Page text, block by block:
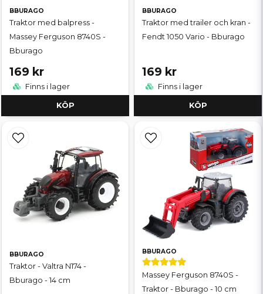
BBURAGO
Traktor med balpress -
Massey Ferguson 8740S -
Bburago
169 kr
Finns i lager
KÖP
BBURAGO
Traktor med trailer och kran -
Fendt 1050 Vario - Bburago
169 kr
Finns i lager
KÖP
BBURAGO
Traktor - Valtra N174 -
Bburago - 14 cm
BBURAGO
Massey Ferguson 8740S -
Traktor - Bburago - 10 cm